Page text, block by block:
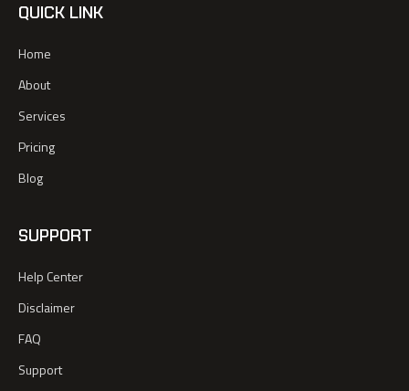
QUICK LINK
Home
About
Services
Pricing
Blog
SUPPORT
Help Center
Disclaimer
FAQ
Support